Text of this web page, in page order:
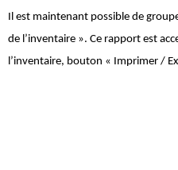
Il est maintenant possible de
de l’inventaire ». Ce rapport est
l’inventaire, bouton « Imprimer /